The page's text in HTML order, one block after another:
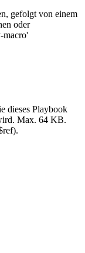
gefolgt von einem
oder
macro'
dieses Playbook
Max. 64 KB.